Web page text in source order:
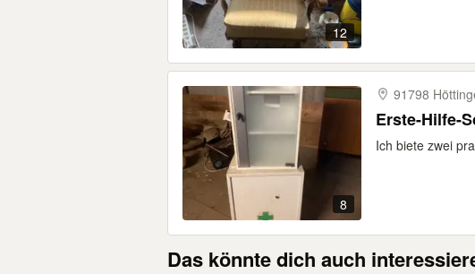
12
8
91798
Erste-Hilfe-
Ich biete zwei
Das könnte dich auch